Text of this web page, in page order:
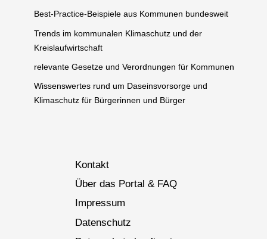
Best-Practice-Beispiele aus Kommunen bundesweit
Trends im kommunalen Klimaschutz und der
Kreislaufwirtschaft
relevante Gesetze und Verordnungen für Kommunen
Wissenswertes rund um Daseinsvorsorge und
Klimaschutz für Bürgerinnen und Bürger
Kontakt
Über das Portal & FAQ
Impressum
Datenschutz